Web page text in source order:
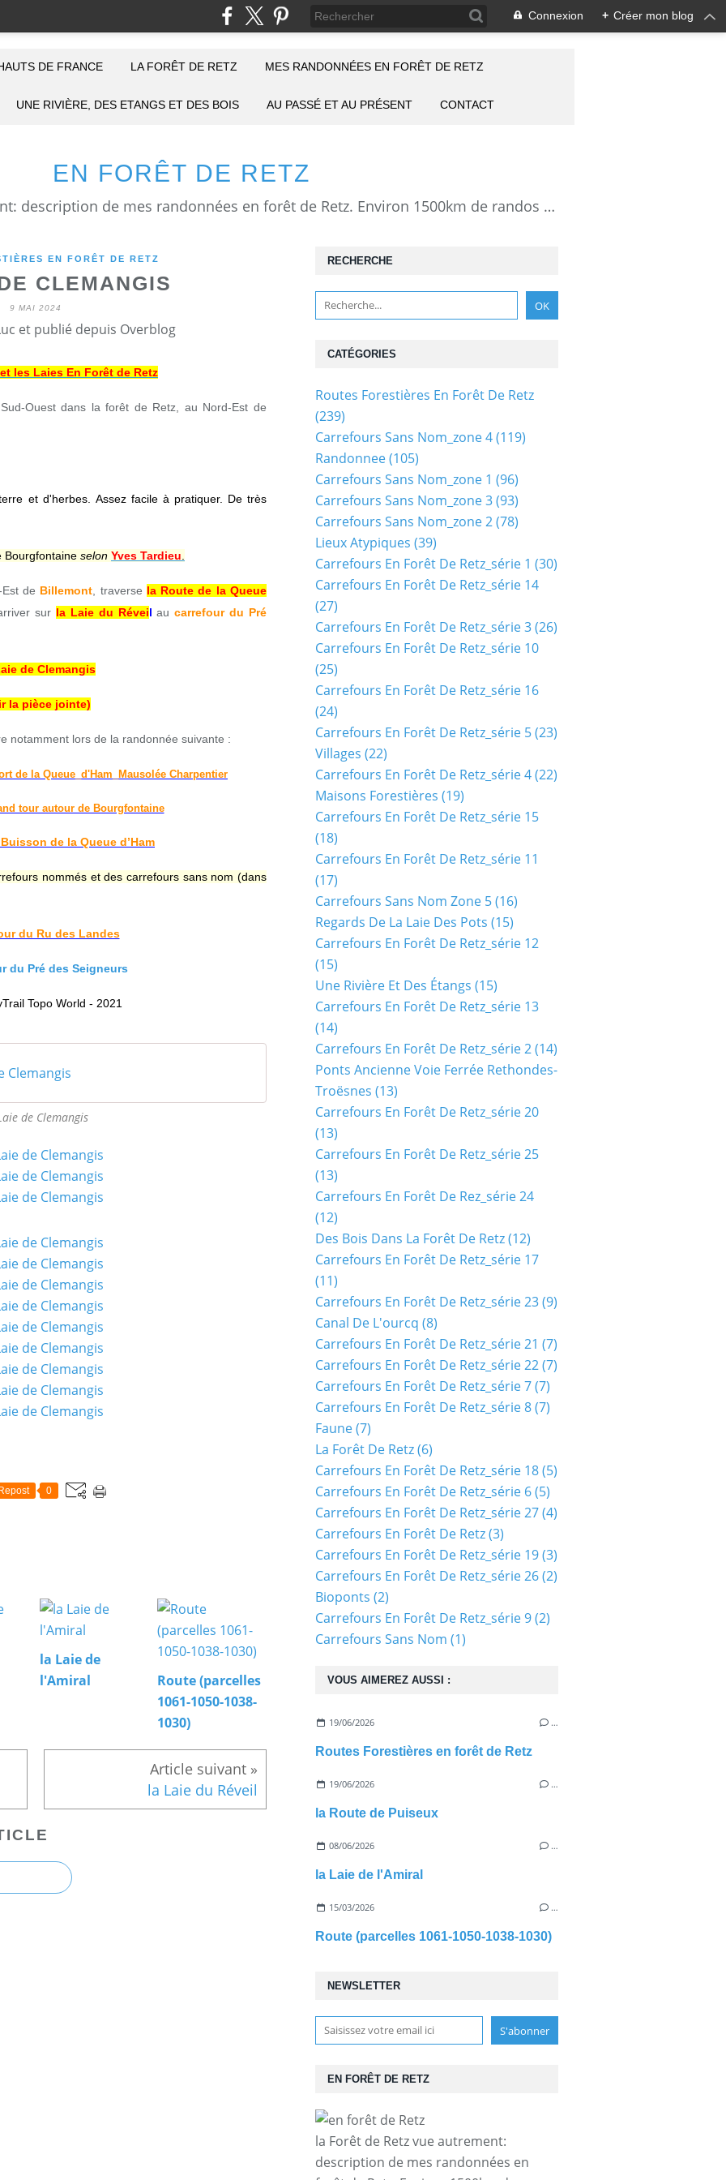
Connexion + Créer mon blog
EN FORÊT DE RETZ
la Forêt de Retz vue autrement: description de mes randonnées en forêt de Retz. Environ 1500km de randos et 25000 photos pour montrer cette forêt magnifique et ses particularités: les lieux atypiques comme la Pierre Clouise, la Cave du Diable, la Pierre Fortière, la Grotte Saint-Antoine ... Mais aussi les 360 carrefours nommés, plus de 100 routes forestières, les étangs, des villages et hameaux
DE FRANCE LA FORÊT DE RETZ MES RANDONNÉES EN FORÊT DE RETZ
UNE RIVIÈRE, DES ETANGS ET DES BOIS AU PASSÉ ET AU PRÉSENT CONTACT
EN FORÊT DE RETZ
CLEMANGIS
9 MAI 2024
et publié depuis Overblog
les Laies En Forêt de Retz
Ouest dans la forêt de Retz, au Nord-Est de
et d'herbes. Assez facile à pratiquer. De très
Bourgfontaine selon Yves Tardieu
de Billemont , traverse la Route de la Queue
sur la Laie du Réveil aucarrefour du Pré
de Clemangis
la pièce jointe)
notamment lors de la randonnée suivante :
de la Queue_d'Ham_Mausolée Charpentier
tour autour de Bourgfontaine
de la Queue d’Ham
nommés et des carrefours sans nom (dans
du Ru des Landes
du Pré des Seigneurs
Topo World - 2021
Clemangis
de Clemangis
0
la Laie de
l'Amiral
Route (parcelles
1061-1050-1038-
1030)
la Laie du Réveil
NEWSLETTER
RECHERCHE
EN FORÊT DE RETZ
la Forêt de Retz vue autrement:
description de mes randonnées en
VOUS AIMEREZ AUSSI :
19/06/2026 …
Routes Forestières en forêt de Retz
19/06/2026 …
la Route de Puiseux
08/06/2026 …
la Laie de l'Amiral
15/03/2026 …
Route (parcelles 1061-1050-1038-1030)
CATÉGORIES
Routes Forestières En Forêt De Retz
(239)
Carrefours Sans Nom_zone 4(119)
Randonnee(105)
Carrefours Sans Nom_zone 1 (96)
Carrefours Sans Nom_zone 3(93)
Carrefours Sans Nom_zone 2(78)
Lieux Atypiques (39)
Carrefours En Forêt De Retz_série 1 (30)
Carrefours En Forêt De Retz_série 14
(27)
Carrefours En Forêt De Retz_série 3(26)
Carrefours En Forêt De Retz_série 10
(25)
Carrefours En Forêt De Retz_série 16
(24)
Carrefours En Forêt De Retz_série 5(23)
Villages (22)
Carrefours En Forêt De Retz_série 4(22)
Maisons Forestières (19)
Carrefours En Forêt De Retz_série 15
(18)
Carrefours En Forêt De Retz_série 11
(17)
Carrefours Sans Nom Zone 5(16)
Regards De La Laie Des Pots (15)
Carrefours En Forêt De Retz_série 12
(15)
Une Rivière Et Des Étangs (15)
Carrefours En Forêt De Retz_série 13
(14)
Carrefours En Forêt De Retz_série 2(14)
Ponts Ancienne Voie Ferrée Rethondes-
Troësnes (13)
Carrefours En Forêt De Retz_série 20
(13)
Carrefours En Forêt De Retz_série 25
(13)
Carrefours En Forêt De Rez_série 24
(12)
Des Bois Dans La Forêt De Retz(12)
Carrefours En Forêt De Retz_série 17
(11)
Carrefours En Forêt De Retz_série 23(9)
Canal De L'ourcq (8)
Carrefours En Forêt De Retz_série 21 (7)
Carrefours En Forêt De Retz_série 22(7)
Carrefours En Forêt De Retz_série 7(7)
Carrefours En Forêt De Retz_série 8(7)
Faune(7)
La Forêt De Retz(6)
Carrefours En Forêt De Retz_série 18(5)
Carrefours En Forêt De Retz_série 6(5)
Carrefours En Forêt De Retz_série 27(4)
Carrefours En Forêt De Retz(3)
Carrefours En Forêt De Retz_série 19(3)
Carrefours En Forêt De Retz_série 26(2)
Bioponts (2)
Carrefours En Forêt De Retz_série 9(2)
Carrefours Sans Nom (1)